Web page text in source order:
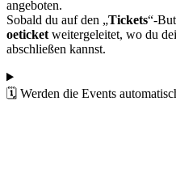
angeboten.
Sobald du auf den „Tickets“-
oeticketweitergeleitet, wo du
abschließen kannst.
🗓️ Werden die Events